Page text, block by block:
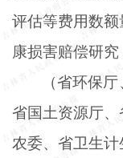
评估等费用数
康损害赔偿研究
（省环保
省国土资源厅
农委、省卫生计